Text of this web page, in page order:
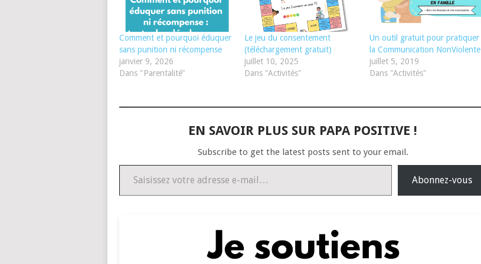
Comment et pourquoi éduquer
sans punition ni récompense
janvier 9, 2026
Dans "Parentalité"
Le jeu du consentement
(téléchargement gratuit)
juillet 10, 2025
Dans "Activités"
Un outil gratuit pour pratiquer
la Communication NonViolente
juillet 5, 2019
Dans "Activités"
EN SAVOIR PLUS SUR PAPA POSITIVE !
Subscribe to get the latest posts sent to your email.
Saisissez votre adresse e-mail…
Abonnez-vous